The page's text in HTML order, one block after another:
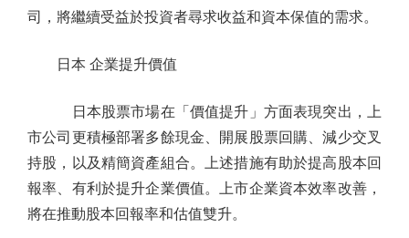
司，將繼續受益於投資者尋求收益和資本保值的需求。
日本 企業提升價值
日本股票市場在「價值提升」方面表現突出，上
市公司更積極部署多餘現金、開展股票回購、減少交叉
持股，以及精簡資產組合。上述措施有助於提高股本回
報率、有利於提升企業價值。上市企業資本效率改善，
將在推動股本回報率和估值雙升。